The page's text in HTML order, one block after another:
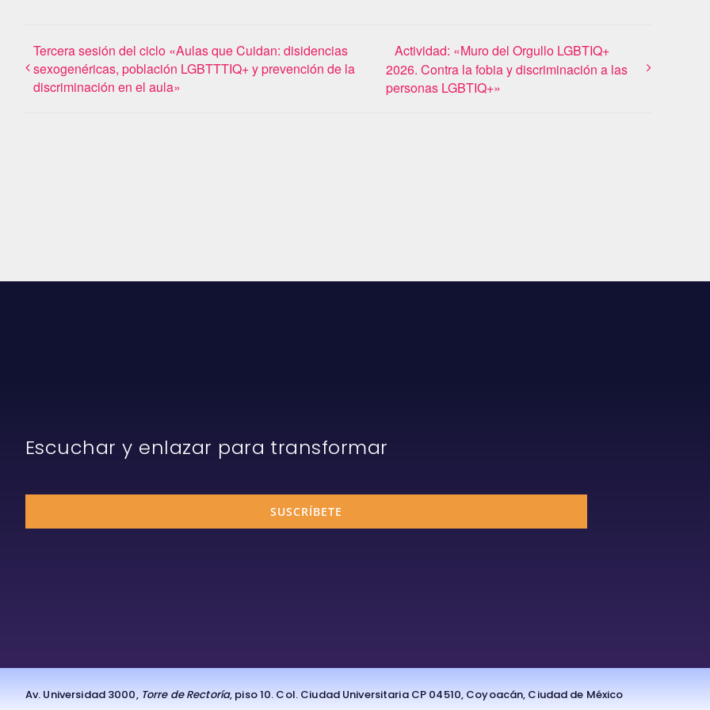
Tercera sesión del ciclo «Aulas que Cuidan: disidencias
sexogenéricas, población LGBTTTIQ+ y prevención de la
discriminación en el aula»
Actividad: «Muro del Orgullo LGBTIQ+
2026. Contra la fobia y discriminación a las
personas LGBTIQ+»
Escuchar y enlazar para transformar
SUSCRÍBETE
Av. Universidad 3000, Torre de Rectoría, piso 10. Col. Ciudad Universitaria CP 04510, Coyoacán, Ciudad de México